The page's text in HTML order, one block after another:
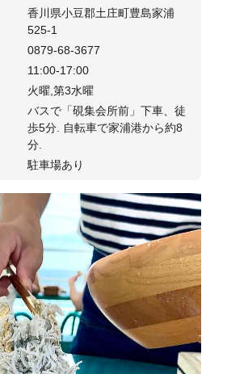
香川県小豆郡土庄町豊島家浦
525-1
0879-68-3677
11:00-17:00
火曜,第3水曜
バスで「硯集会所前」下車、徒
歩5分. 自転車で家浦港から約8
分.
駐車場あり